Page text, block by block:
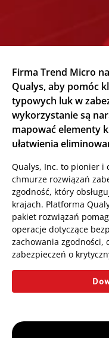
Firma Trend Micro
Qualys, aby pomóc
typowych luk w
wykorzystanie są
mapować elementy
ułatwienia
Qualys, Inc. to pionier i
chmurze rozwiązań
zgodność, który
krajach. Platforma
pakiet rozwiązań
operacje dotyczące
zachowania zgodności,
zabezpieczeń o